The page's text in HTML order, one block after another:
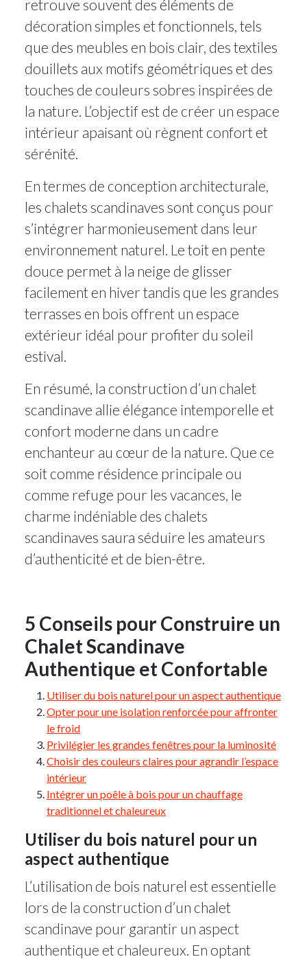
retrouve souvent des éléments de
décoration simples et fonctionnels, tels
que des meubles en bois clair, des textiles
douillets aux motifs géométriques et des
touches de couleurs sobres inspirées de
la nature. L’objectif est de créer un espace
intérieur apaisant où règnent confort et
sérénité.
En termes de conception architecturale,
les chalets scandinaves sont conçus pour
s’intégrer harmonieusement dans leur
environnement naturel. Le toit en pente
douce permet à la neige de glisser
facilement en hiver tandis que les grandes
terrasses en bois offrent un espace
extérieur idéal pour profiter du soleil
estival.
En résumé, la construction d’un chalet
scandinave allie élégance intemporelle et
confort moderne dans un cadre
enchanteur au cœur de la nature. Que ce
soit comme résidence principale ou
comme refuge pour les vacances, le
charme indéniable des chalets
scandinaves saura séduire les amateurs
d’authenticité et de bien-être.
5 Conseils pour Construire un
Chalet Scandinave
Authentique et Confortable
Utiliser du bois naturel pour un aspect authentique
Opter pour une isolation renforcée pour affronter
le froid
Privilégier les grandes fenêtres pour la luminosité
Choisir des couleurs claires pour agrandir l’espace
intérieur
Intégrer un poêle à bois pour un chauffage
traditionnel et chaleureux
Utiliser du bois naturel pour un
aspect authentique
L’utilisation de bois naturel est essentielle
lors de la construction d’un chalet
scandinave pour garantir un aspect
authentique et chaleureux. En optant